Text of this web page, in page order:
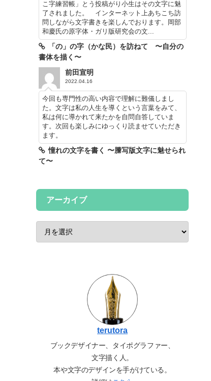
こ字練習帳」とう投稿がり小生はその文字に魅
了されました。 インターネット上あちこち訪
問しながら文字書きを楽しんでおります。岡部
和慶氏の原字体・ガリ版研究会の文...
「の」の字（かな民）を訪ねて 〜自分の
書体を描く〜
前田宣明
2022.04.16
今回も専門性の高い内容で理解に難儀しまし
た。文字は私の人生を導くという言葉をみて、
私は何に導かれて来たかを自問自答していま
す。次回も楽しみにゆっくり読ませていただき
ます。
憧れの文字を書く 〜謄写版文字に魅せられ
て〜
アーカイブ
terutora
ブックデザイナー、タイポグラファー、
文字描く人。
本や文字のデザインを手がけている。